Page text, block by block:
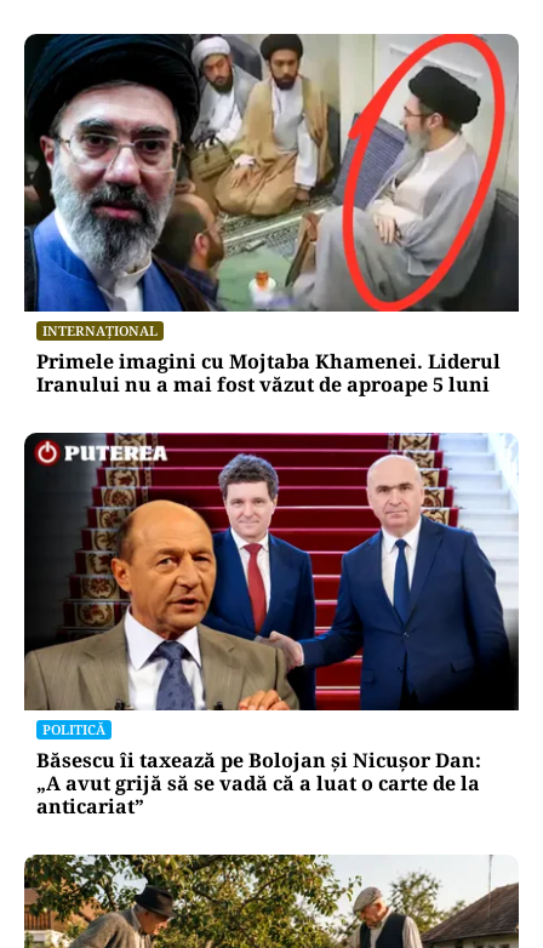
INTERNAȚIONAL
Primele imagini cu Mojtaba Khamenei. Liderul
Iranului nu a mai fost văzut de aproape 5 luni
POLITICĂ
Băsescu îi taxează pe Bolojan și Nicușor Dan:
„A avut grijă să se vadă că a luat o carte de la
anticariat”